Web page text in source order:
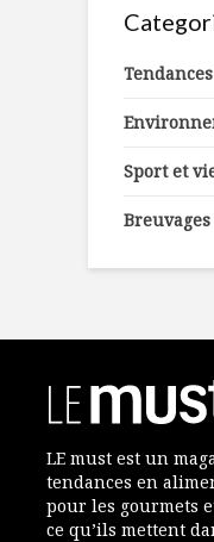
Tendances
Sport et
Breuvages
LE must est un
tendances en
pour les gourmets
ce qu’ils mettent